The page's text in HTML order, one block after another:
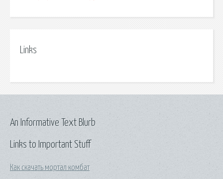
Links
Links to Important Stuff
Как скачать мортал комбат
An Informative Text Blurb